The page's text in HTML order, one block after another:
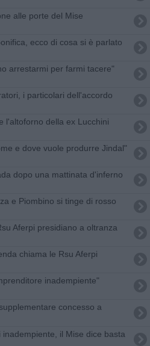
alle porte del Mise
ecco di cosa si è parlato
arrestarmi per farmi tacere"
i particolari dell'accordo
l'altoforno della ex Lucchini
e dove vuole produrre Jindal"
dopo una mattinata d'inferno
e Piombino si tinge di rosso
Aferpi presidiano a oltranza
chiama le Rsu Aferpi
inadempiente"
concesso a
inadempiente, il Mise dice basta